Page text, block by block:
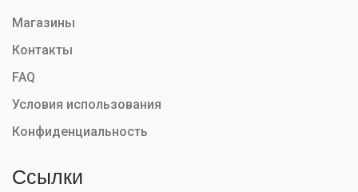
Магазины
Контакты
FAQ
Условия использования
Конфиденциальность
Ссылки